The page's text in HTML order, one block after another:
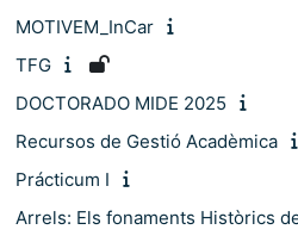
MOTIVEM_InCar
TFG
DOCTORADO MIDE 2025
Recursos de Gestió Acadèmica
Prácticum I
Arrels: Els fonaments Històrics